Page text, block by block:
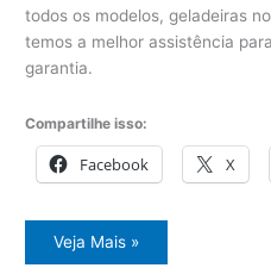
todos os modelos, geladeiras
temos a melhor assistência
garantia.
Compartilhe isso:
Facebook X
Assistência
técnica
Veja Mais »